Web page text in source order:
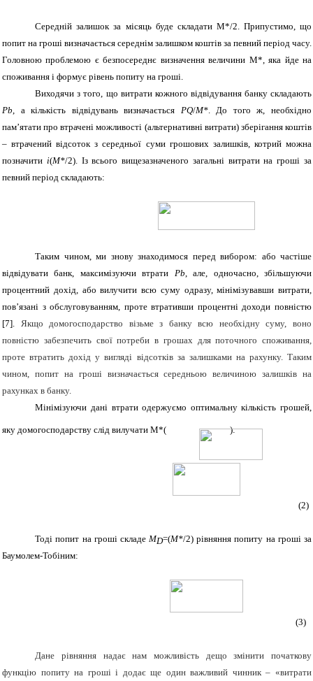
Середній залишок за місяць буде складати М*/2. Припустимо, що
попит на гроші визначається середнім залишком коштів за певний період часу.
Головною проблемою є безпосереднє визначення величини М*, яка йде на
споживання і формує рівень попиту на гроші.
Виходячи з того, що витрати кожного відвідування банку складають
Pb , а кількість відвідувань визначається PQ/M*. До того ж, необхідно
пам’ятати про втрачені можливості (альтернативні витрати) зберігання коштів
– втрачений відсоток з середньої суми грошових залишків, котрий можна
позначити i(M*/2). Із всього вищезазначеного загальні витрати на гроші за
певний період складають:
Таким чином, ми знову знаходимося перед вибором: або частіше
відвідувати банк, максимізуючи втрати Pb , але, одночасно, збільшуючи
процентний дохід, або вилучити всю суму одразу, мінімізувавши витрати,
пов’язані з обслуговуванням, проте втративши процентні доходи повністю
[7]
Якщо домогосподарство візьме з банку всю необхідну суму, воно
повністю забезпечить свої потреби в грошах для поточного споживання,
проте втратить дохід у вигляді відсотків за залишками на рахунку. Таким
чином, попит на гроші визначається середньою величиною залишків на
рахунках в банку.
Мінімізуючи дані втрати одержуємо оптимальну кількість грошей,
яку домогосподарству слід вилучати М*( ):
(2)
Тоді попит на гроші складе МD=(М*/2) рівняння попиту на гроші за
Баумолем-Тобіним:
(3)
Дане рівняння надає нам можливість дещо змінити початкову
функцію попиту на гроші і додає ще один важливий чинник – «витрати